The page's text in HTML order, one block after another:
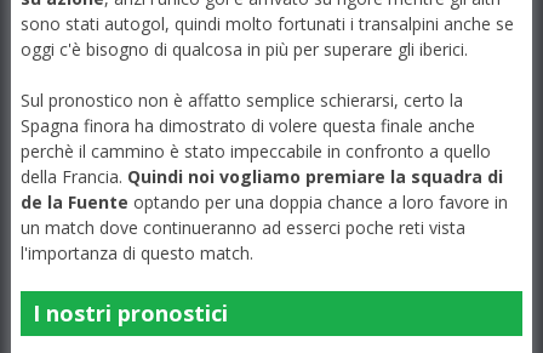
sono stati autogol, quindi molto fortunati i transalpini anche se
oggi c'è bisogno di qualcosa in più per superare gli iberici.
Sul pronostico non è affatto semplice schierarsi, certo la
Spagna finora ha dimostrato di volere questa finale anche
perchè il cammino è stato impeccabile in confronto a quello
della Francia. Quindi noi vogliamo premiare la squadra di
de la Fuente optando per una doppia chance a loro favore in
un match dove continueranno ad esserci poche reti vista
l'importanza di questo match.
I nostri pronostici